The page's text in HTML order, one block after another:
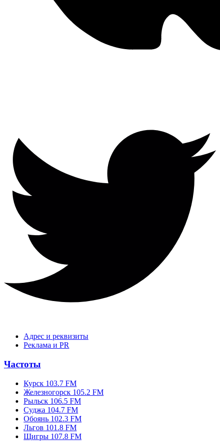
Адрес и реквизиты
Реклама и PR
Частоты
Курск 103.7 FM
Железногорск 105.2 FM
Рыльск 106.5 FM
Суджа 104.7 FM
Обоянь 102.3 FM
Льгов 101.8 FM
Щигры 107.8 FM